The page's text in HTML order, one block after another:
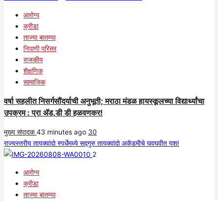
आरोग्य
क्रीडा
ताज्या बातम्या
निपाणी परिसर
राजकीय
शैक्षणिक
सामाजिक
वर्षा सहलीत निसर्गसौंदर्याची अनुभूती; मराठा मंडळ हायस्कूलच्या विद्यार्थ्यांचा
उपक्रम : प्रा ॲड.डी डी हळवणकर!
मुख्य संपादक43 minutes ago 30
राज्यस्तरीय तायक्वांदो स्पर्धेमध्ये सद्गुरु तायक्वांदो अकॅडमीचे घवघवीत यश!
2
आरोग्य
क्रीडा
ताज्या बातम्या